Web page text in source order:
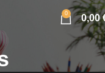
0 0,00